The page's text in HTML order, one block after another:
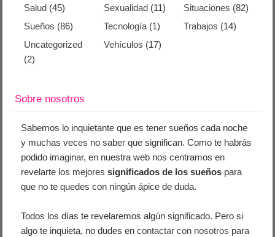
Salud (45) Sexualidad (11) Situaciones (82)
Sueños (86) Tecnología (1) Trabajos (14)
Uncategorized
(2)
Vehículos (17)
Sobre nosotros
Sabemos lo inquietante que es tener sueños cada noche
y muchas veces no saber que significan. Como te habrás
podido imaginar, en nuestra web nos centramos en
revelarte los mejoressignificados de los sueños para
que no te quedes con ningún ápice de duda.
Todos los días te revelaremos algún significado. Pero si
algo te inquieta, no dudes encontactar con nosotros para